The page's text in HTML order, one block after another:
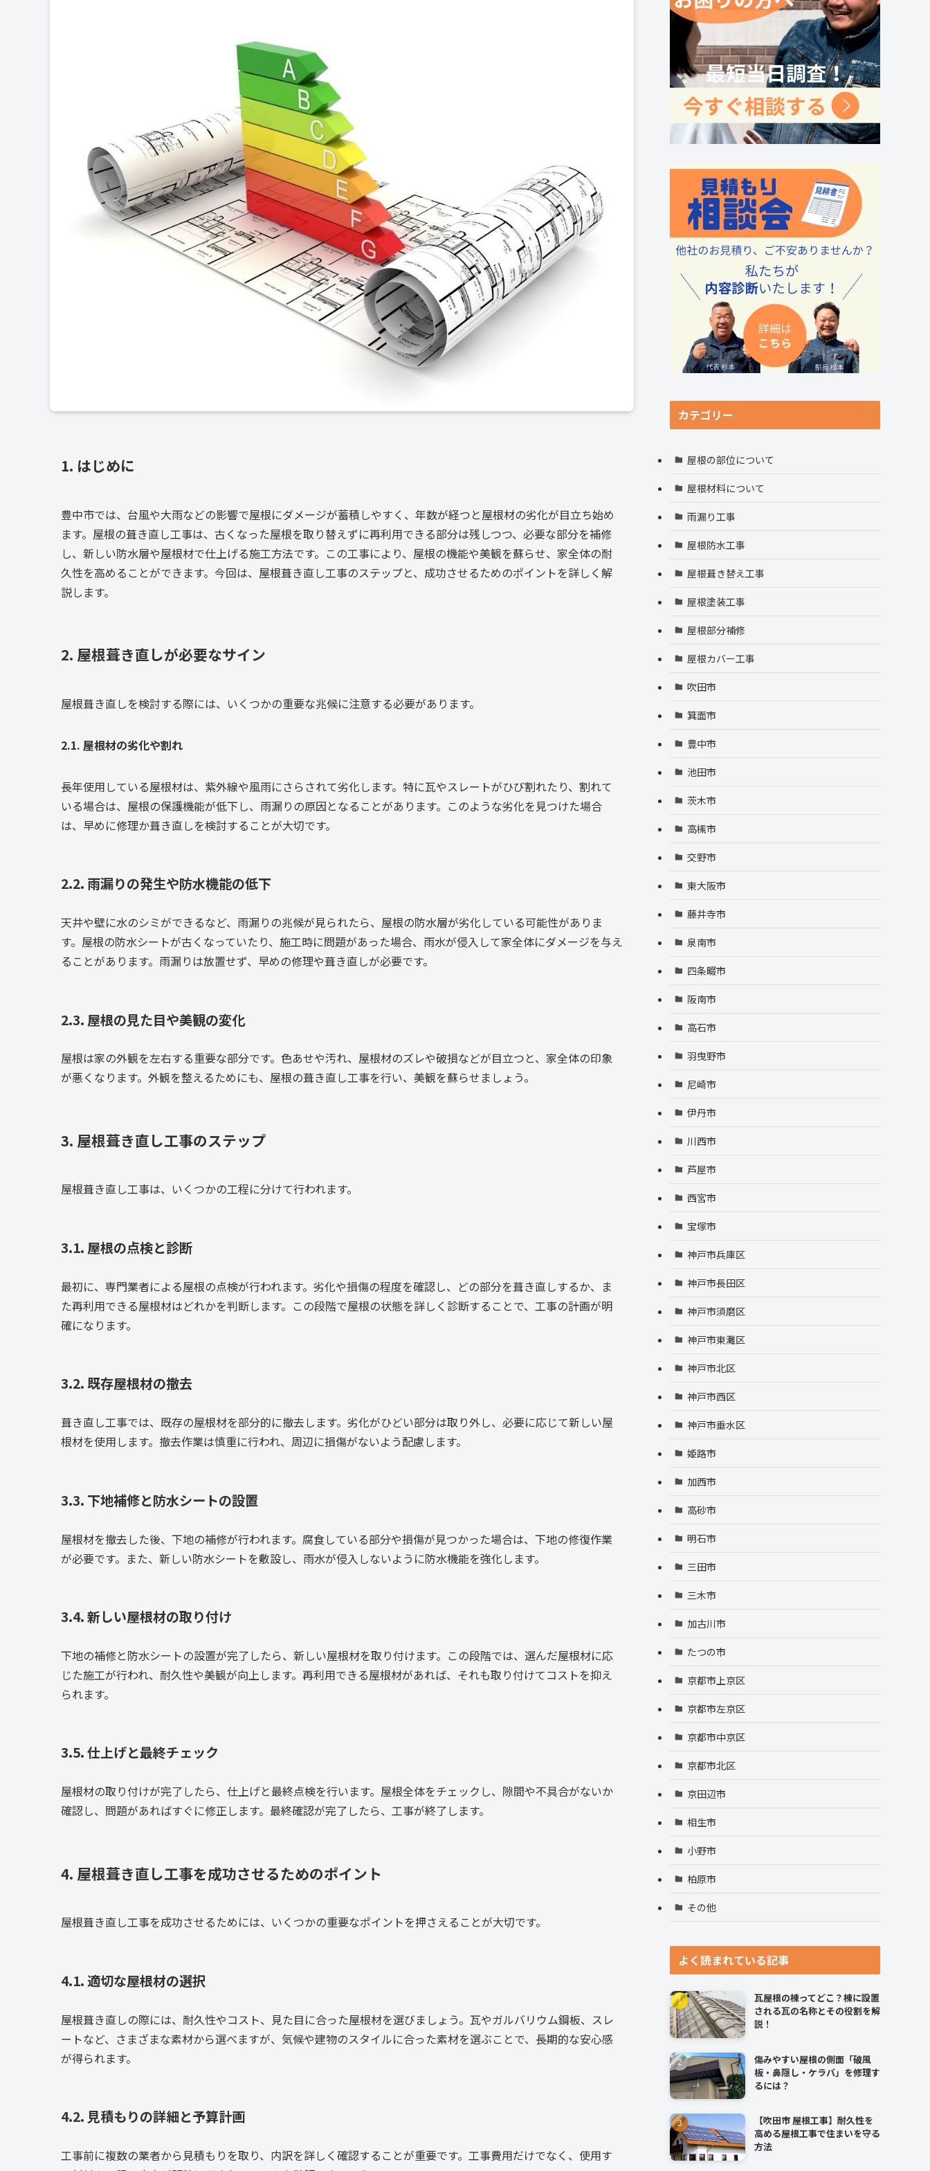
1. はじめに
豊中市では、台風や大雨などの影響で屋根にダメージが蓄積しやすく、年数が経つと屋根材の劣化が目立ち始め
ます。屋根の葺き直し工事は、古くなった屋根を取り替えずに再利用できる部分は残しつつ、必要な部分を補修
し、新しい防水層や屋根材で仕上げる施工方法です。この工事により、屋根の機能や美観を蘇らせ、家全体の耐
久性を高めることができます。今回は、屋根葺き直し工事のステップと、成功させるためのポイントを詳しく解
説します。
2. 屋根葺き直しが必要なサイン
屋根葺き直しを検討する際には、いくつかの重要な兆候に注意する必要があります。
2.1. 屋根材の劣化や割れ
長年使用している屋根材は、紫外線や風雨にさらされて劣化します。特に瓦やスレートがひび割れたり、割れて
いる場合は、屋根の保護機能が低下し、雨漏りの原因となることがあります。このような劣化を見つけた場合
は、早めに修理か葺き直しを検討することが大切です。
2.2. 雨漏りの発生や防水機能の低下
天井や壁に水のシミができるなど、雨漏りの兆候が見られたら、屋根の防水層が劣化している可能性がありま
す。屋根の防水シートが古くなっていたり、施工時に問題があった場合、雨水が侵入して家全体にダメージを与え
ることがあります。雨漏りは放置せず、早めの修理や葺き直しが必要です。
2.3. 屋根の見た目や美観の変化
屋根は家の外観を左右する重要な部分です。色あせや汚れ、屋根材のズレや破損などが目立つと、家全体の印象
が悪くなります。外観を整えるためにも、屋根の葺き直し工事を行い、美観を蘇らせましょう。
3. 屋根葺き直し工事のステップ
屋根葺き直し工事は、いくつかの工程に分けて行われます。
3.1. 屋根の点検と診断
最初に、専門業者による屋根の点検が行われます。劣化や損傷の程度を確認し、どの部分を葺き直しするか、ま
た再利用できる屋根材はどれかを判断します。この段階で屋根の状態を詳しく診断することで、工事の計画が明
確になります。
3.2. 既存屋根材の撤去
葺き直し工事では、既存の屋根材を部分的に撤去します。劣化がひどい部分は取り外し、必要に応じて新しい屋
根材を使用します。撤去作業は慎重に行われ、周辺に損傷がないよう配慮します。
3.3. 下地補修と防水シートの設置
屋根材を撤去した後、下地の補修が行われます。腐食している部分や損傷が見つかった場合は、下地の修復作業
が必要です。また、新しい防水シートを敷設し、雨水が侵入しないように防水機能を強化します。
3.4. 新しい屋根材の取り付け
下地の補修と防水シートの設置が完了したら、新しい屋根材を取り付けます。この段階では、選んだ屋根材に応
じた施工が行われ、耐久性や美観が向上します。再利用できる屋根材があれば、それも取り付けてコストを抑え
られます。
3.5. 仕上げと最終チェック
屋根材の取り付けが完了したら、仕上げと最終点検を行います。屋根全体をチェックし、隙間や不具合がないか
確認し、問題があればすぐに修正します。最終確認が完了したら、工事が終了します。
4. 屋根葺き直し工事を成功させるためのポイント
屋根葺き直し工事を成功させるためには、いくつかの重要なポイントを押さえることが大切です。
4.1. 適切な屋根材の選択
屋根葺き直しの際には、耐久性やコスト、見た目に合った屋根材を選びましょう。瓦やガルバリウム鋼板、スレ
ートなど、さまざまな素材から選べますが、気候や建物のスタイルに合った素材を選ぶことで、長期的な安心感
が得られます。
4.2. 見積もりの詳細と予算計画
工事前に複数の業者から見積もりを取り、内訳を詳しく確認することが重要です。工事費用だけでなく、使用す
カテゴリー
屋根の部位について
屋根材料について
雨漏り工事
屋根防水工事
屋根葺き替え工事
屋根塗装工事
屋根部分補修
屋根カバー工事
吹田市
箕面市
豊中市
池田市
茨木市
高槻市
交野市
東大阪市
藤井寺市
泉南市
四条畷市
阪南市
高石市
羽曳野市
尼崎市
伊丹市
川西市
芦屋市
西宮市
宝塚市
神戸市兵庫区
神戸市長田区
神戸市須磨区
神戸市東灘区
神戸市北区
神戸市西区
神戸市垂水区
姫路市
加西市
高砂市
明石市
三田市
三木市
加古川市
たつの市
京都市上京区
京都市左京区
京都市中京区
京都市北区
京田辺市
相生市
小野市
柏原市
その他
よく読まれている記事
瓦屋根の棟ってどこ？棟に設置
される瓦の名称とその役割を解
説！
傷みやすい屋根の側面「破風
板・鼻隠し・ケラバ」を修理す
るには？
【吹田市 屋根工事】耐久性を
高める屋根工事で住まいを守る
方法